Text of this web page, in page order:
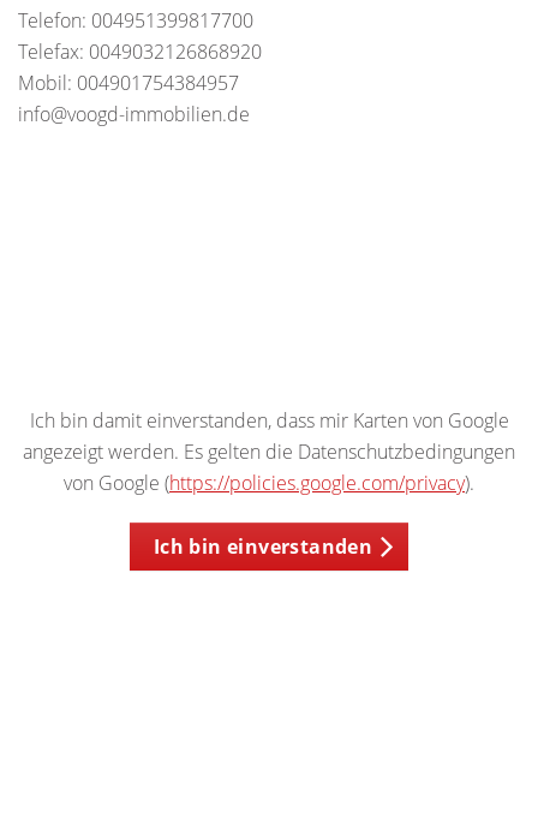
Telefon: 004951399817700
Telefax: 0049032126868920
Mobil: 004901754384957
info@voogd-immobilien.de
Ich bin damit einverstanden, dass mir Karten von Google
angezeigt werden. Es gelten die Datenschutzbedingungen
von Google (https://policies.google.com/privacy).
Ich bin einverstanden